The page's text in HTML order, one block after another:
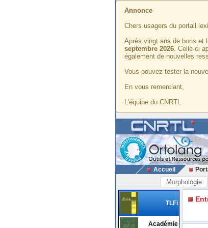
Annonce
Chers usagers du portail
Après vingt ans de bons et
septembre 2026. Celle-ci
également de nouvelles
Vous pouvez tester la
En vous remerciant,
L'équipe du CNRTL
Accueil
Morphologie
TLFi
Académie